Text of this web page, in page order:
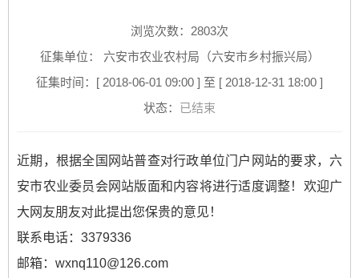
浏览次数： 2803次
征集单位： 六安市农业农村局（六安市乡村振兴局）
征集时间：[ 2018-06-01 09:00 ] 至 [ 2018-12-31 18:00 ]
状态： 已结束
近期，根据全国网站普查对行政单位门户网站的要求，六
安市农业委员会网站版面和内容将进行适度调整！欢迎广
大网友朋友对此提出您保贵的意见！
联系电话：3379336
邮箱： wxnq110@126.com